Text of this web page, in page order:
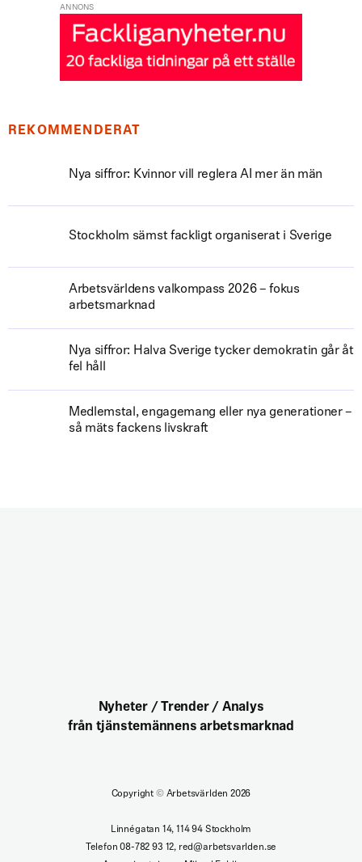
ANNONS
REKOMMENDERAT
Nya siffror: Kvinnor vill reglera AI mer än män
Stockholm sämst fackligt organiserat i Sverige
Arbetsvärldens valkompass 2026 – fokus
arbetsmarknad
Nya siffror: Halva Sverige tycker demokratin går åt
fel håll
Medlemstal, engagemang eller nya generationer –
så mäts fackens livskraft
Nyheter / Trender / Analys
från tjänstemännens arbetsmarknad
Copyright ©Arbetsvärlden 2026
Linnégatan 14, 114 94 Stockholm
Telefon 08-782 93 12, red@arbetsvarlden.se